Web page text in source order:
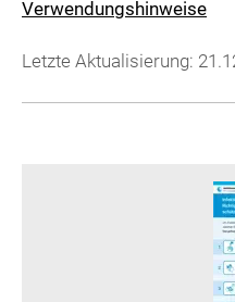
Verwendungshinweise
Letzte Aktualisierung: